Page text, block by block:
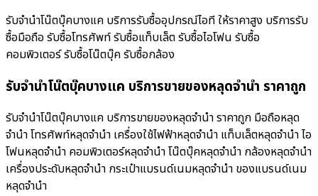
รับจำนำโน๊ตบุ๊คบางแค บริการรับซื้ออุปกรณ์ไอที ให้ราคาสูง บริการรับ
ซื้อมือถือ รับซื้อโทรศัพท์ รับซื้อแท็บเล็ต รับซื้อไอโฟน รับซื้อ
คอมพิวเตอร์ รับซื้อโน๊ตบุ๊ค รับซื้อกล้อง
รับจำนำโน๊ตบุ๊คบางแค บริการขายของหลุดจำนำ ราคาถูก
รับจำนำโน๊ตบุ๊คบางแค บริการขายของหลุดจำนำ ราคาถูก มือถือหลุด
จำนำ โทรศัพท์หลุดจำนำ เครื่องใช้ไฟฟ้าหลุดจำนำ แท็บเล็ตหลุดจำนำ ไอ
โฟนหลุดจำนำ คอมพิวเตอร์หลุดจำนำ โน๊ตบุ๊คหลุดจำนำ กล้องหลุดจำนำ
เครื่องประดับหลุดจำนำ กระเป๋าแบรนด์เนมหลุดจำนำ ของแบรนด์เนม
หลุดจำนำ